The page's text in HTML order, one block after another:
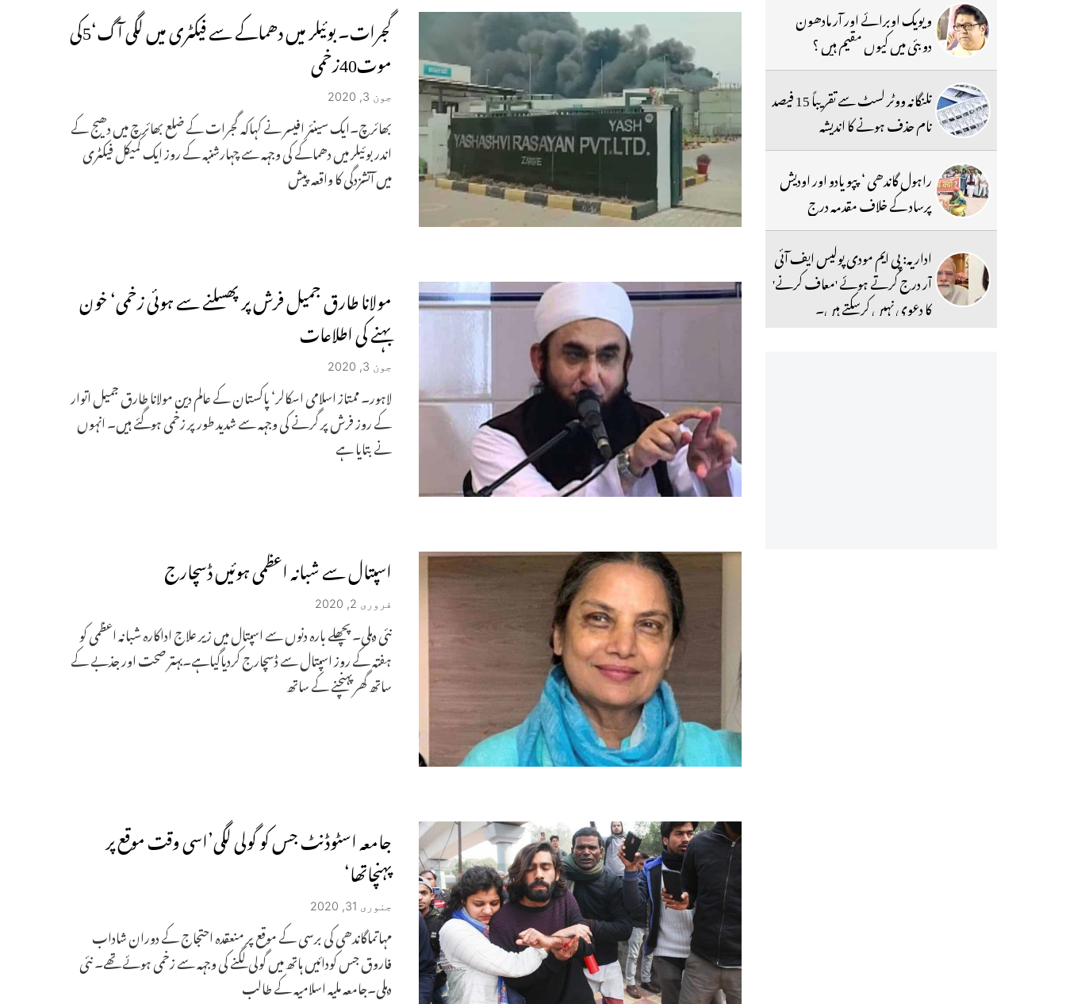
گجرات۔ بوئیلر میں دھماکے سے فیکٹری میں لگی آگ‘5کی
موت40زخمی
جون 3, 2020
بھائرچ۔ایک سینئر افیسر نے کہاکہ گجرات کے ضلع بھائرچ میں دھیج کے
اندر بوئیلر میں دھماکے کی وجہہ سے چہارشنبہ کے روز ایک کمیکل فیکٹری
میں آتشزدگی کا واقعہ پیش
مولانا طارق جمیل فرش پر پھسلنے سے ہوئی زخمی‘ خون
بہنے کی اطلاعات
جون 3, 2020
لاہور۔ ممتاز اسلامی اسکالر‘ پاکستان کے عالم دین مولانا طارق جمیل اتوار
کے روز فرش پر گرنے کی وجہہ سے شدید طور پر زخمی ہوگئے ہیں۔ انہوں
نے بتایا ہے
اسپتال سے شبانہ اعظمی ہوئیں ڈسچارج
فروری 2, 2020
نئی دہلی۔ پچھلے بارہ دنوں سے اسپتال میں زیر علاج اداکارہ شبانہ اعظمی کو
ہفتہ کے روز اسپتال سے ڈسچارج کردیاگیاہے۔بہتر صحت اور جذبے کے
ساتھ گھر پہنچنے کے ساتھ
جامعہ اسٹوڈنٹ جس کو گولی لگی’اسی وقت موقع پر
پہنچاتھا‘
جنوری 31, 2020
مہاتماگاندھی کی برسی کے موقع پر منعقدہ احتجاج کے دوران شاداب
فاروق جس کودائیں ہاتھ میں گولی لگنے کی وجہہ سے زخمی ہوئے تھے۔ نئی
دہلی۔جامعہ ملیہ اسلامیہ کے طالب
ویویک اوبرائے اور آر مادھون
دوبئی میں کیوں مقیم ہیں ؟
تلنگانہ ووٹر لسٹ سے تقریباً 15 فیصد
نام حذف ہونے کا اندیشہ
راہول گاندھی ‘ پپو یادو اور اودیش
پرساد کے خلاف مقدمہ درج
اداریہ: پی ایم مودی پولیس ایف آئی
آر درج کرتے ہوئے 'معاف کرنے'
کا دعوی نہیں کرسکتے ہیں۔